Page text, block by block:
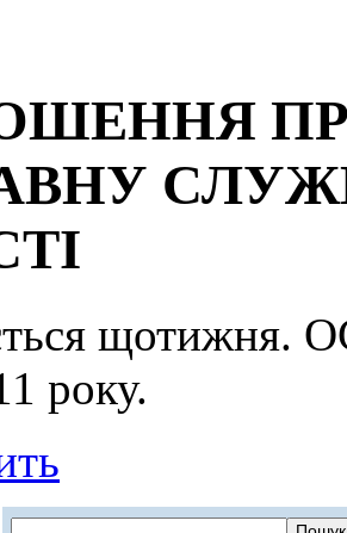
року.